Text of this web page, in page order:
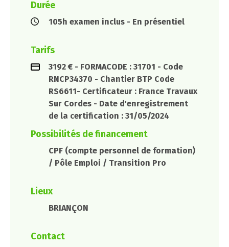
Durée
105h examen inclus - En présentiel
Tarifs
3192 € - FORMACODE : 31701 - Code
RNCP34370 - Chantier BTP Code
RS6611- Certificateur : France Travaux
Sur Cordes - Date d'enregistrement
de la certification : 31/05/2024
Possibilités de financement
CPF (compte personnel de formation)
/ Pôle Emploi / Transition Pro
Lieux
BRIANÇON
Contact